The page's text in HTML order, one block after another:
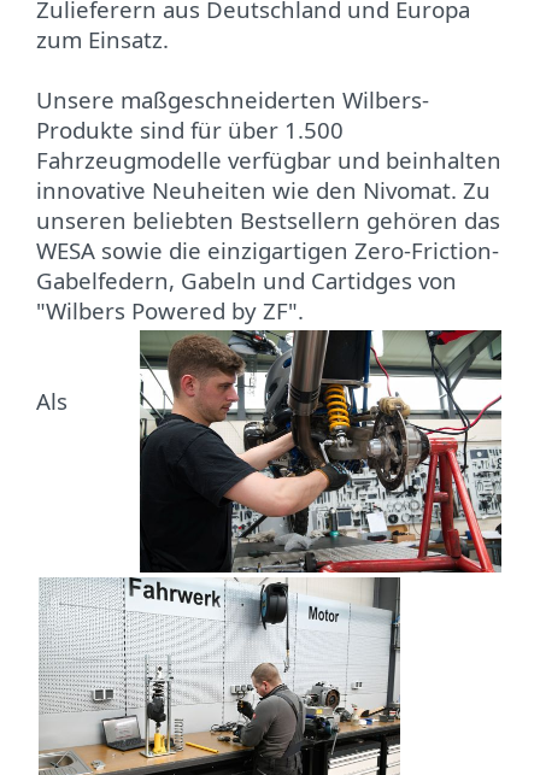
Zulieferern aus Deutschland und Europa
zum Einsatz.
Unsere maßgeschneiderten Wilbers-
Produkte sind für über 1.500
Fahrzeugmodelle verfügbar und beinhalten
innovative Neuheiten wie den Nivomat. Zu
unseren beliebten Bestsellern gehören das
WESA sowie die einzigartigen Zero-Friction-
Gabelfedern, Gabeln und Cartidges von
"Wilbers Powered by ZF".
Als